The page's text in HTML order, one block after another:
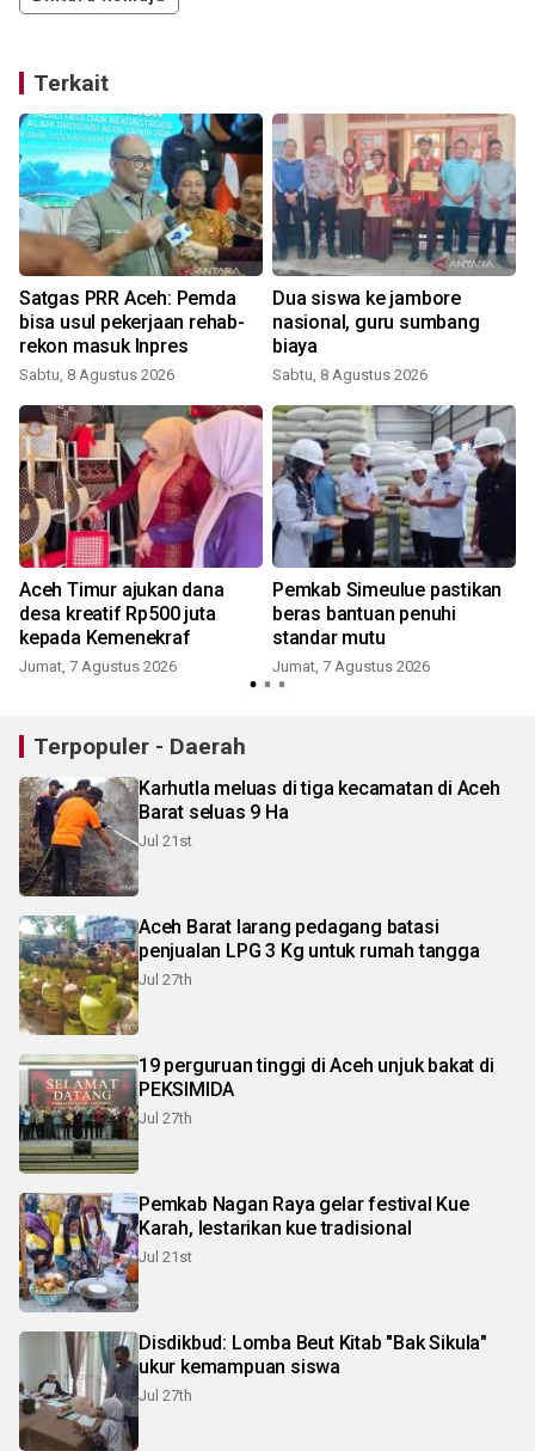
Terkait
Satgas PRR Aceh: Pemda
bisa usul pekerjaan rehab-
rekon masuk Inpres
Sabtu, 8 Agustus 2026
Dua siswa ke jambore
nasional, guru sumbang
biaya
Sabtu, 8 Agustus 2026
Aceh Timur ajukan dana
desa kreatif Rp500 juta
kepada Kemenekraf
Jumat, 7 Agustus 2026
Pemkab Simeulue pastikan
beras bantuan penuhi
standar mutu
Jumat, 7 Agustus 2026
Terpopuler - Daerah
Karhutla meluas di tiga kecamatan di Aceh
Barat seluas 9 Ha
Jul 21st
Aceh Barat larang pedagang batasi
penjualan LPG 3 Kg untuk rumah tangga
Jul 27th
19 perguruan tinggi di Aceh unjuk bakat di
PEKSIMIDA
Jul 27th
Pemkab Nagan Raya gelar festival Kue
Karah, lestarikan kue tradisional
Jul 21st
Disdikbud: Lomba Beut Kitab "Bak Sikula"
ukur kemampuan siswa
Jul 27th